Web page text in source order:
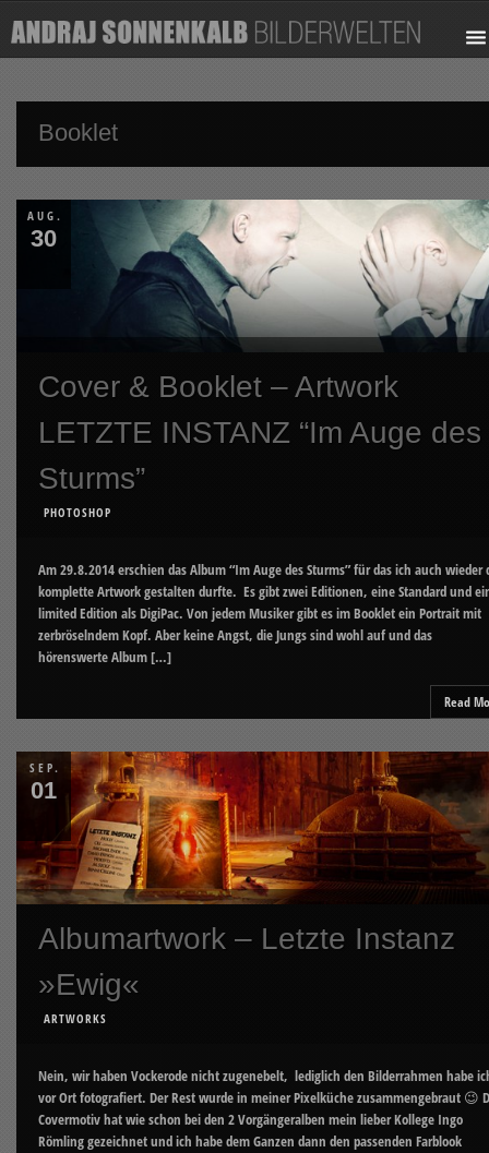
Booklet
AUG.
30
Cover & Booklet – Artwork
LETZTE INSTANZ “Im Auge des
Sturms”
PHOTOSHOP
Am 29.8.2014 erschien das Album “Im Auge des Sturms” für das ich auch wieder
komplette Artwork gestalten durfte. Es gibt zwei Editionen, eine Standard und
limited Edition als DigiPac. Von jedem Musiker gibt es im Booklet ein Portrait mit
zerbröselndem Kopf. Aber keine Angst, die Jungs sind wohl auf und das
hörenswerte Album […]
Read
SEP.
01
Albumartwork – Letzte Instanz
»Ewig«
ARTWORKS
Nein, wir haben Vockerode nicht zugenebelt, lediglich den Bilderrahmen habe
vor Ort fotografiert. Der Rest wurde in meiner Pixelküche zusammengebraut 😉
Covermotiv hat wie schon bei den 2 Vorgängeralben mein lieber Kollege Ingo
Römling gezeichnet und ich habe dem Ganzen dann den passenden Farblook